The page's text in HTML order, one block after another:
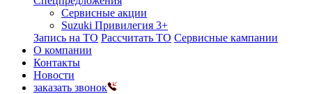
Сервисные акции
Suzuki Привилегия 3+
Запись на ТО Рассчитать ТО Сервисные кампании
О компании
Контакты
Новости
заказать звонок